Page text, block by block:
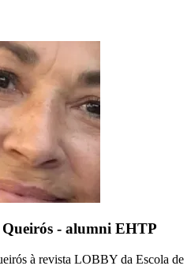
- alumni EHTP
à revista LOBBY da Escola de